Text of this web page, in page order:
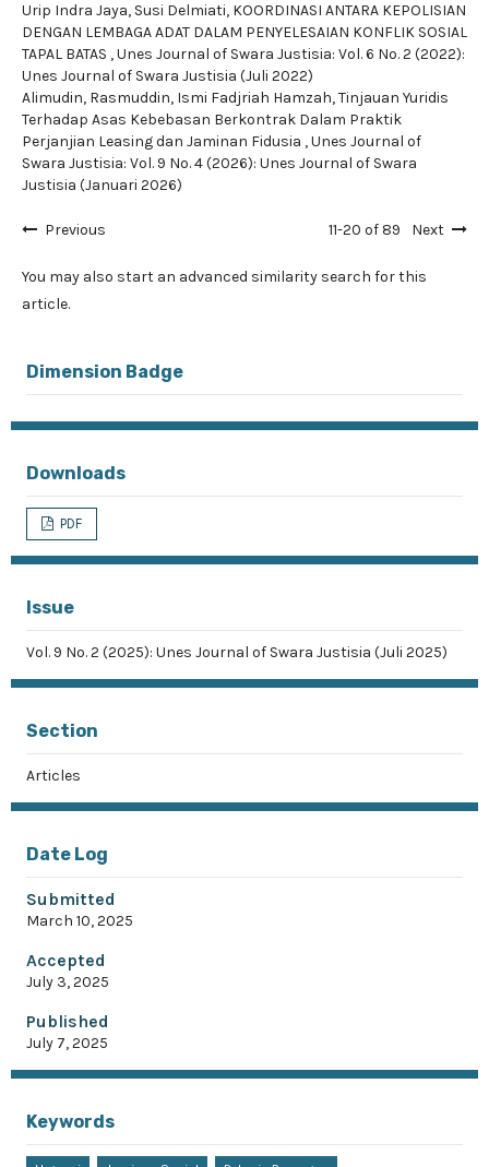
Urip Indra Jaya, Susi Delmiati, KOORDINASI ANTARA KEPOLISIAN
DENGAN LEMBAGA ADAT DALAM PENYELESAIAN KONFLIK SOSIAL
TAPAL BATAS ,Unes Journal of Swara Justisia: Vol. 6 No. 2 (2022):
Unes Journal of Swara Justisia (Juli 2022)
Alimudin, Rasmuddin, Ismi Fadjriah Hamzah,Tinjauan Yuridis
Terhadap Asas Kebebasan Berkontrak Dalam Praktik
Perjanjian Leasing dan Jaminan Fidusia ,Unes Journal of
Swara Justisia: Vol. 9 No. 4 (2026): Unes Journal of Swara
Justisia (Januari 2026)
Previous 11-20 of 89 Next
You may also start an advanced similarity search for this
article.
Dimension Badge
Downloads
PDF
Issue
Vol. 9 No. 2 (2025): Unes Journal of Swara Justisia (Juli 2025)
Section
Articles
Date Log
Submitted
March 10, 2025
Accepted
July 3, 2025
Published
July 7, 2025
Keywords